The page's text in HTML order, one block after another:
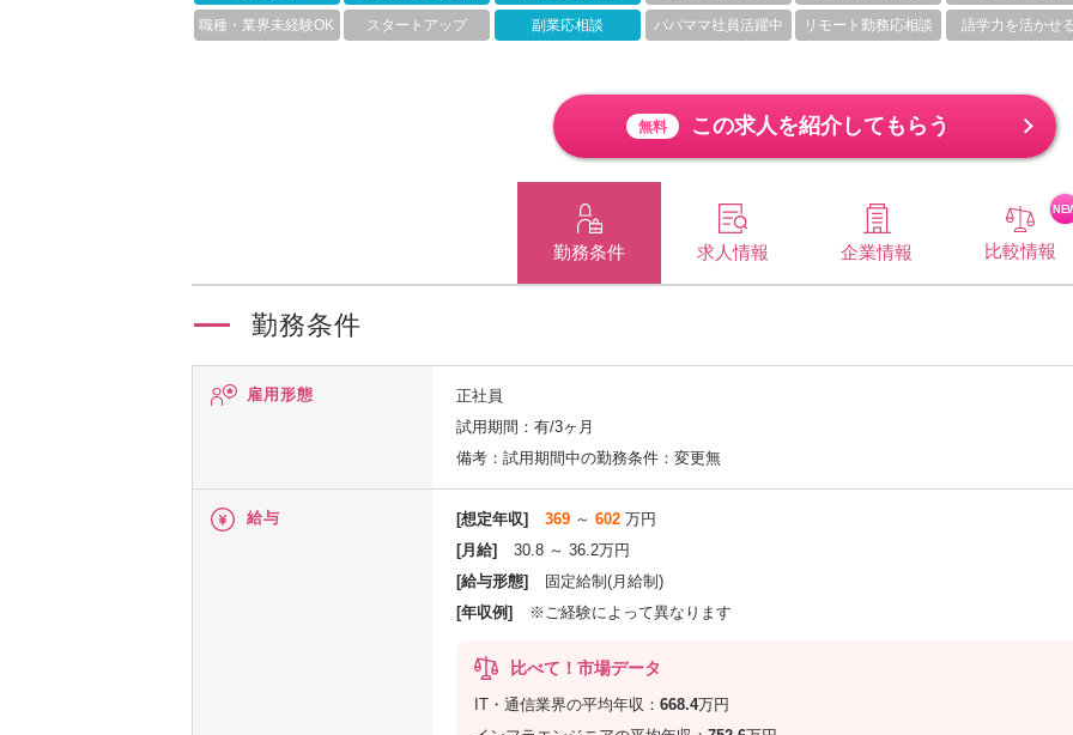
職種・業界未経験OK スタートアップ 副業応相談 パパママ社員活躍中 リモート勤務応相談 語学力を活かせ
無料 この求人を紹介してもらう
勤務条件 求人情報 企業情報 比較情報
勤務条件
雇用形態
正社員
試用期間：有/3ヶ月
備考：試用期間中の勤務条件：変更無
給与 [想定年収] 369 ～ 602 万円
[月給]
30.8 ～ 36.2万円
[給与形態]
固定給制(月給制)
[年収例]
※ご経験によって異なります
比べて！市場データ
IT・通信業界の平均年収： 668.4万円